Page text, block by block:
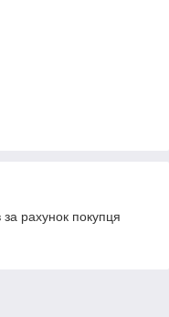
рахунок покупця